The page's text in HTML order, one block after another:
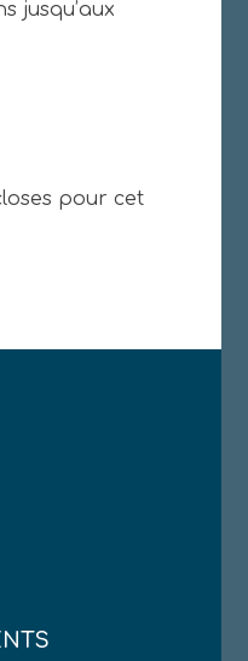
jusqu’aux
pour cet